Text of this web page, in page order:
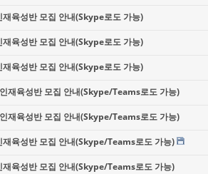
육성반 모집 안내(Skype로도 가능)
육성반 모집 안내(Skype로도 가능)
육성반 모집 안내(Skype로도 가능)
재육성반 모집 안내(Skype/Teams로도 가능)
재육성반 모집 안내(Skype/Teams로도 가능)
육성반 모집 안내(Skype/Teams로도 가능)
육성반 모집 안내(Skype/Teams로도 가능)